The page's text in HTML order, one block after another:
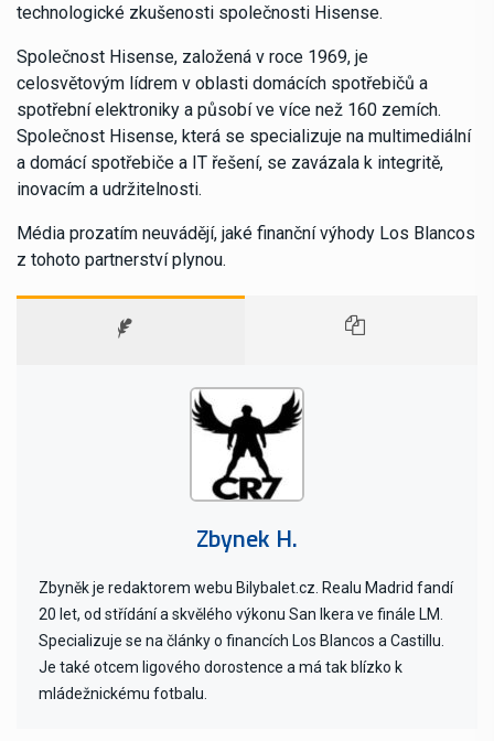
technologické zkušenosti společnosti Hisense.
Společnost Hisense, založená v roce 1969, je
celosvětovým lídrem v oblasti domácích spotřebičů a
spotřební elektroniky a působí ve více než 160 zemích.
Společnost Hisense, která se specializuje na multimediální
a domácí spotřebiče a IT řešení, se zavázala k integritě,
inovacím a udržitelnosti.
Média prozatím neuvádějí, jaké finanční výhody Los Blancos
z tohoto partnerství plynou.
Zbynek H.
Zbyněk je redaktorem webu Bilybalet.cz. Realu Madrid fandí
20 let, od střídání a skvělého výkonu San Ikera ve finále LM.
Specializuje se na články o financích Los Blancos a Castillu.
Je také otcem ligového dorostence a má tak blízko k
mládežnickému fotbalu.